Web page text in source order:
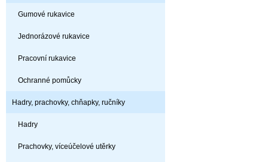
Gumové rukavice
Jednorázové rukavice
Pracovní rukavice
Ochranné pomůcky
Hadry, prachovky, chňapky, ručníky
Hadry
Prachovky, víceúčelové utěrky